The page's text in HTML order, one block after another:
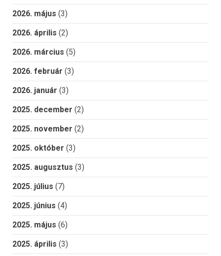
2026. május (3)
2026. április (2)
2026. március (5)
2026. február (3)
2026. január (3)
2025. december (2)
2025. november (2)
2025. október (3)
2025. augusztus (3)
2025. július (7)
2025. június (4)
2025. május (6)
2025. április (3)